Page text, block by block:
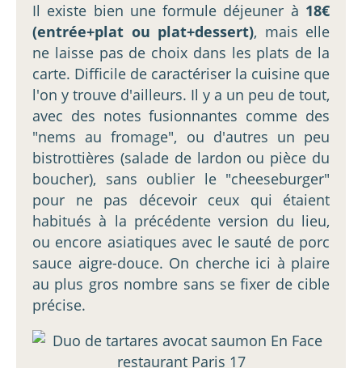
Il existe bien une formule déjeuner à 18€
(entrée+plat ou plat+dessert), mais elle
ne laisse pas de choix dans les plats de la
carte. Difficile de caractériser la cuisine que
l'on y trouve d'ailleurs. Il y a un peu de tout,
avec des notes fusionnantes comme des
"nems au fromage", ou d'autres un peu
bistrottières (salade de lardon ou pièce du
boucher), sans oublier le "cheeseburger"
pour ne pas décevoir ceux qui étaient
habitués à la précédente version du lieu,
ou encore asiatiques avec le sauté de porc
sauce aigre-douce. On cherche ici à plaire
au plus gros nombre sans se fixer de cible
précise.